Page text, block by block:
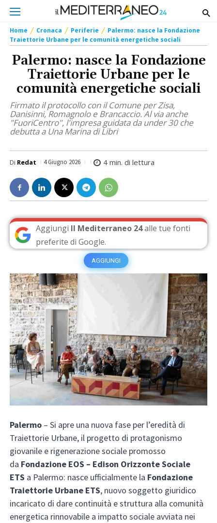
Home Cronaca Periferie
Palermo: nasce la Fondazione
Traiettorie Urbane per le comunità energetiche sociali
Palermo: nasce la Fondazione
Traiettorie Urbane per le
comunità energetiche sociali
Firmato il protocollo con il Comune per Zisa,
Danisinni, Romagnolo e Brancaccio. Al via anche
"FuoriCentro", l'impresa guidata da under 30 che
debutta a Una Marina di Libri
Di Redat 4 Giugno 2026 4 min. di lettura
Aggiungi Il Mediterraneo 24alle tue fonti
preferite di Google.
AGGIUNGI
Palermo – Si apre una nuova fase per l’eredità di
Traiettorie Urbane, il progetto di protagonismo
giovanile e rigenerazione sociale promosso
da Fondazione EOS – Edison Orizzonte Sociale
ETS a Palermo: nasce ufficialmente la Fondazione
Traiettorie Urbane ETS, nuovo soggetto giuridico
incaricato di dare continuità e struttura alla comunità
energetica rinnovabile a impatto sociale avviata nei